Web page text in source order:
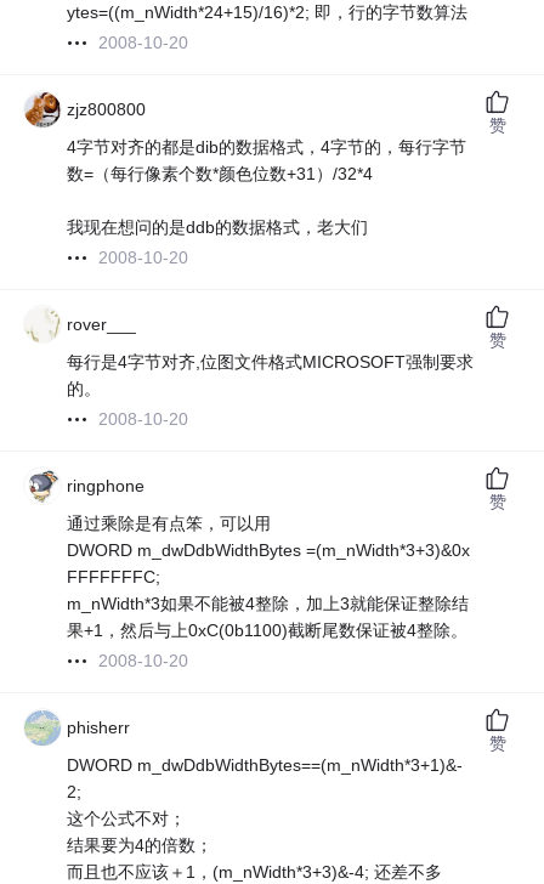
ytes=((m_nWidth*24+15)/16)*2; 即，行的字节数算法
2008-10-20
zjz800800
4字节对齐的都是dib的数据格式，4字节的，每行字节
数=（每行像素个数*颜色位数+31）/32*4
我现在想问的是ddb的数据格式，老大们
2008-10-20
赞
rover___
每行是4字节对齐,位图文件格式MICROSOFT强制要求
的。
2008-10-20
赞
ringphone
通过乘除是有点笨，可以用
DWORD m_dwDdbWidthBytes =(m_nWidth*3+3)&0x
FFFFFFFC;
m_nWidth*3如果不能被4整除，加上3就能保证整除结
果+1，然后与上0xC(0b1100)截断尾数保证被4整除。
2008-10-20
赞
phisherr
DWORD m_dwDdbWidthBytes==(m_nWidth*3+1)&-
2;
这个公式不对；
结果要为4的倍数；
而且也不应该＋1，(m_nWidth*3+3)&-4; 还差不多
赞